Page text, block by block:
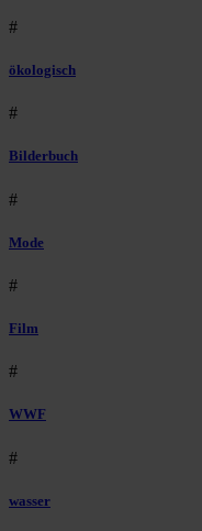
#
ökologisch
#
Bilderbuch
#
Mode
#
Film
#
WWF
#
wasser